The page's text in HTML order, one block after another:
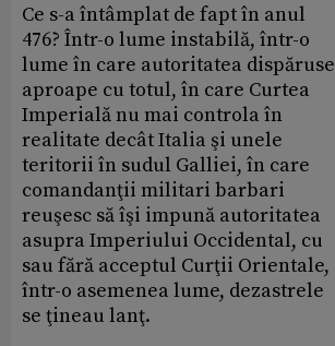
Ce s-a întâmplat de fapt în anul
476? Într-o lume instabilă, într-o
lume în care autoritatea dispăruse
aproape cu totul, în care Curtea
Imperială nu mai controla în
realitate decât Italia şi unele
teritorii în sudul Galliei, în care
comandanţii militari barbari
reuşesc să îşi impună autoritatea
asupra Imperiului Occidental, cu
sau fără acceptul Curţii Orientale,
într-o asemenea lume, dezastrele
se ţineau lanţ.